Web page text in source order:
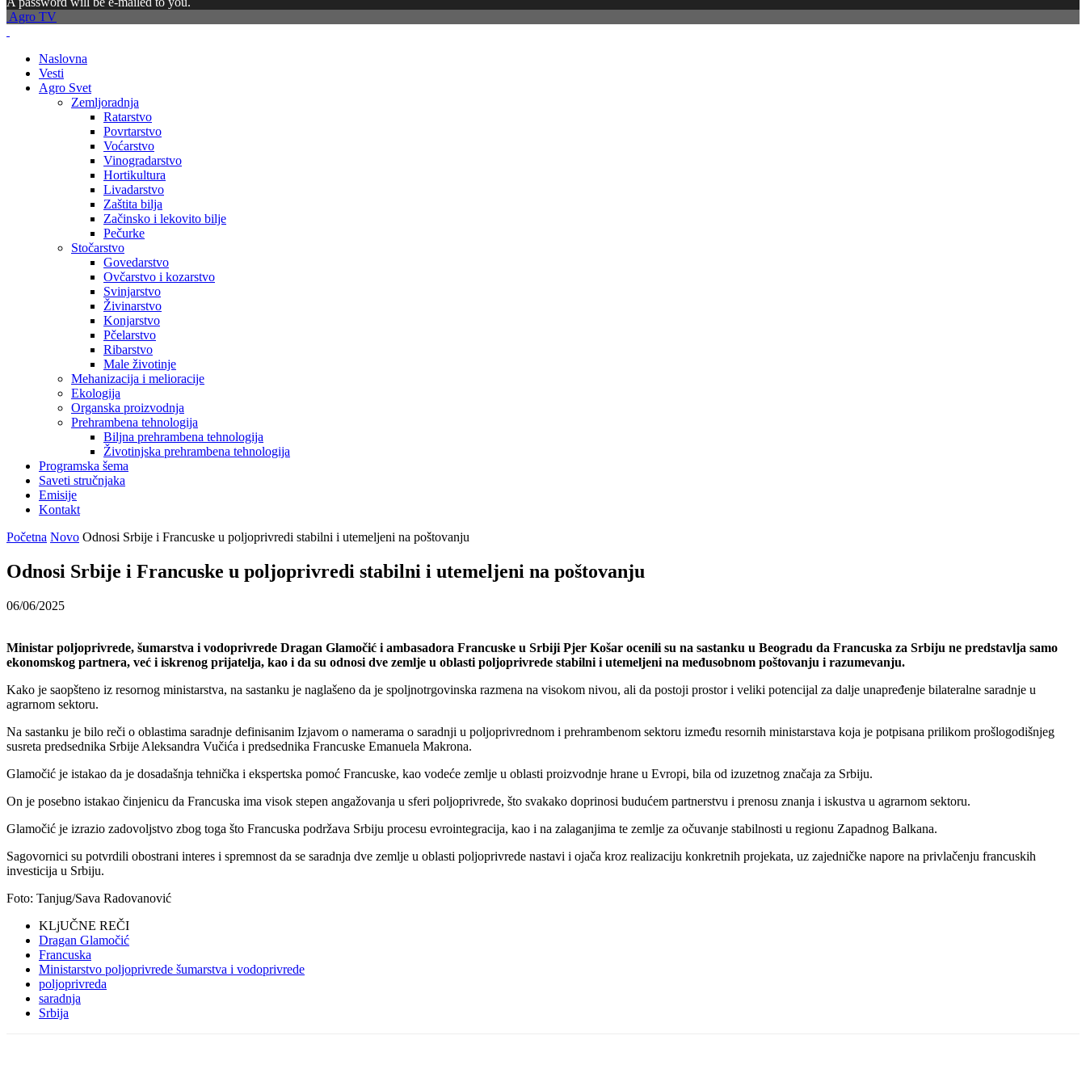
Agro TV
Naslovna
Vesti
Agro Svet
Zemljoradnja
Ratarstvo
Povrtarstvo
Voćarstvo
Vinogradarstvo
Hortikultura
Livadarstvo
Zaštita bilja
Začinsko i lekovito bilje
Pečurke
Stočarstvo
Govedarstvo
Ovčarstvo i kozarstvo
Svinjarstvo
Živinarstvo
Konjarstvo
Pčelarstvo
Ribarstvo
Male životinje
Mehanizacija i melioracije
Ekologija
Organska proizvodnja
Prehrambena tehnologija
Biljna prehrambena tehnologija
Životinjska prehrambena tehnologija
Programska šema
Saveti stručnjaka
Emisije
Kontakt
Početna Novo Odnosi Srbije i Francuske u poljoprivredi stabilni i utemeljeni na poštovanju
Odnosi Srbije i Francuske u poljoprivredi stabilni i utemeljeni na poštovanju
06/06/2025
Ministar poljoprivrede, šumarstva i vodoprivrede Dragan Glamočić i ambasadora Francuske u Srbiji Pjer Košar ocenili su na sastanku u Beogradu da Francuska za Srbiju ne predstavlja samo
ekonomskog partnera, već i iskrenog prijatelja, kao i da su odnosi dve zemlje u oblasti poljoprivrede stabilni i utemeljeni na međusobnom poštovanju i razumevanju.
Kako je saopšteno iz resornog ministarstva, na sastanku je naglašeno da je spoljnotrgovinska razmena na visokom nivou, ali da postoji prostor i veliki potencijal za dalje unapređenje bilateralne saradnje u
agrarnom sektoru.
Na sastanku je bilo reči o oblastima saradnje definisanim Izjavom o namerama o saradnji u poljoprivrednom i prehrambenom sektoru između resornih ministarstava koja je potpisana prilikom prošlogodišnjeg
susreta predsednika Srbije Aleksandra Vučića i predsednika Francuske Emanuela Makrona.
Glamočić je istakao da je dosadašnja tehnička i ekspertska pomoć Francuske, kao vodeće zemlje u oblasti proizvodnje hrane u Evropi, bila od izuzetnog značaja za Srbiju.
On je posebno istakao činjenicu da Francuska ima visok stepen angažovanja u sferi poljoprivrede, što svakako doprinosi budućem partnerstvu i prenosu znanja i iskustva u agrarnom sektoru.
Glamočić je izrazio zadovoljstvo zbog toga što Francuska podržava Srbiju procesu evrointegracija, kao i na zalaganjima te zemlje za očuvanje stabilnosti u regionu Zapadnog Balkana.
Sagovornici su potvrdili obostrani interes i spremnost da se saradnja dve zemlje u oblasti poljoprivrede nastavi i ojača kroz realizaciju konkretnih projekata, uz zajedničke napore na privlačenju francuskih
investicija u Srbiju.
Foto: Tanjug/Sava Radovanović
KLjUČNE REČI
Dragan Glamočić
Francuska
Ministarstvo poljoprivrede šumarstva i vodoprivrede
poljoprivreda
saradnja
Srbija